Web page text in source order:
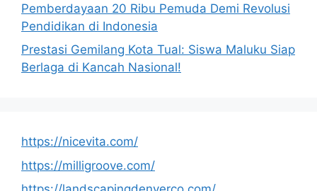
Pemberdayaan 20 Ribu Pemuda Demi Revolusi
Pendidikan di Indonesia
Prestasi Gemilang Kota Tual: Siswa Maluku Siap
Berlaga di Kancah Nasional!
https://nicevita.com/
https://milligroove.com/